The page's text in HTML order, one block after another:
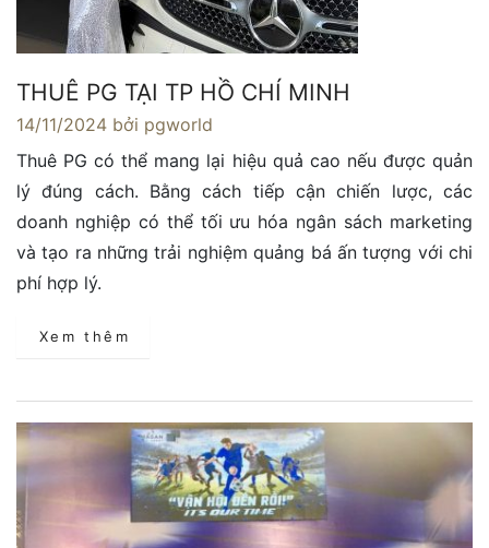
THUÊ PG TẠI TP HỒ CHÍ MINH
14/11/2024 bởi pgworld
Thuê PG có thể mang lại hiệu quả cao nếu được quản
lý đúng cách. Bằng cách tiếp cận chiến lược, các
doanh nghiệp có thể tối ưu hóa ngân sách marketing
và tạo ra những trải nghiệm quảng bá ấn tượng với chi
phí hợp lý.
Xem thêm